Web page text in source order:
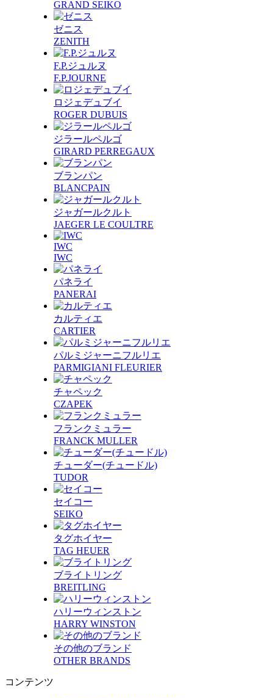
GRAND SEIKO
ゼニス
ZENITH
F.P.ジュルヌ
F.P.JOURNE
ロジェデュブイ
ROGER DUBUIS
ジラールペルゴ
GIRARD PERREGAUX
ブランパン
BLANCPAIN
ジャガールクルト
JAEGER LE COULTRE
IWC
IWC
パネライ
PANERAI
カルティエ
CARTIER
パルミジャーニフルリエ
PARMIGIANI FLEURIER
チャペック
CZAPEK
フランクミュラー
FRANCK MULLER
チューダー(チュードル)
TUDOR
セイコー
SEIKO
タグホイヤー
TAG HEUER
ブライトリング
BREITLING
ハリーウィンストン
HARRY WINSTON
その他のブランド
OTHER BRANDS
コンテンツ